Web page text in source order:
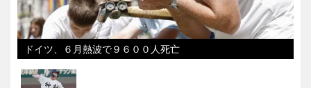
ドイツ、６月熱波で９６００人死亡